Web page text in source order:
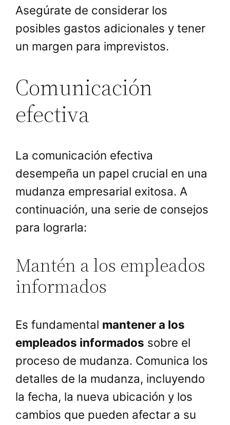
Asegúrate de considerar los
posibles gastos adicionales y tener
un margen para imprevistos.
Comunicación
efectiva
La comunicación efectiva
desempeña un papel crucial en una
mudanza empresarial exitosa. A
continuación, una serie de consejos
para lograrla:
Mantén a los empleados
informados
Es fundamental mantener a los
empleados informados sobre el
proceso de mudanza. Comunica los
detalles de la mudanza, incluyendo
la fecha, la nueva ubicación y los
cambios que pueden afectar a su